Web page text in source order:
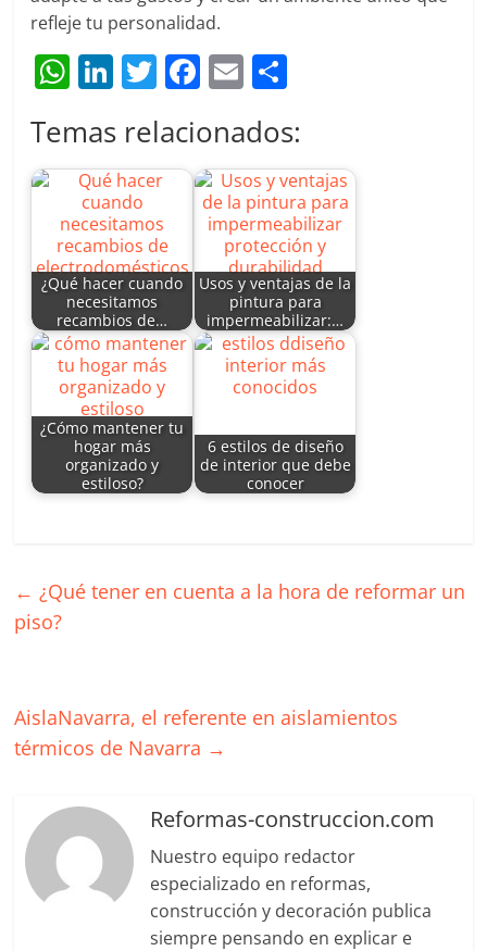
refleje tu personalidad.
W
at
s
A
p
p
Li
k
e
dI
n
T
itt
er
F
c
e
b
o
o
k
E
ai
l
m
p
ar
tir
Temas relacionados:
¿Qué hacer cuando
necesitamos
recambios de…
Usos y ventajas de la
pintura para
impermeabilizar:…
¿Cómo mantener tu
hogar más
organizado y
estiloso?
6 estilos de diseño
de interior que debe
conocer
← ¿Qué tener en cuenta a la hora de reformar un
piso?
AislaNavarra, el referente en aislamientos
térmicos de Navarra →
Reformas-construccion.com
Nuestro equipo redactor
especializado en reformas,
construcción y decoración publica
siempre pensando en explicar e